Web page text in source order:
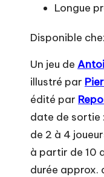
Longue
Disponible
Un jeu de
illustré par
édité par
date de sortie
de 2 à 4
à partir de 10
durée approx.